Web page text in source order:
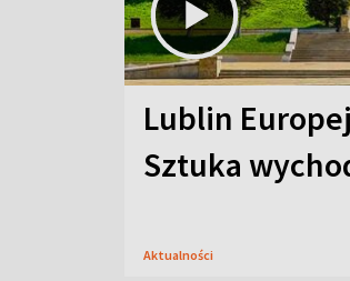
Lublin
Sztuka
Aktualności